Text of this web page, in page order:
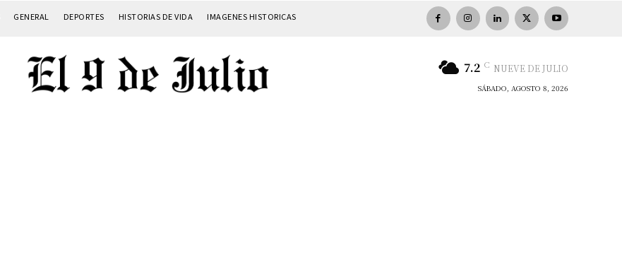
GENERAL DEPORTES HISTORIAS DE VIDA IMAGENES HISTORICAS
7.2 C NUEVE DE JULIO
SÁBADO, AGOSTO 8, 2026